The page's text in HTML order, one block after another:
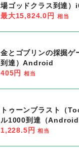
場ゴッドクラス到達）
最大15,824.0円
相当
金とゴブリンの採掘ゲ
到達）Android
405円
相当
トゥーンブラスト（
ル1000到達（Android
1,228.5円
相当